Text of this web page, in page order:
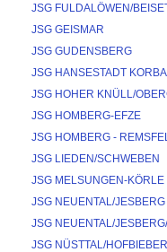
JSG FULDALÖWEN/
JSG GEISMAR
JSG GUDENSBERG
JSG HANSESTADT
JSG HOHER KNÜLL/
JSG HOMBERG-EFZE
JSG HOMBERG -
JSG LIEDEN/SCHWEBEN
JSG MELSUNGEN-KÖRLE
JSG NEUENTAL/JESBERG
JSG NEUENTAL/
JSG NÜSTTAL/